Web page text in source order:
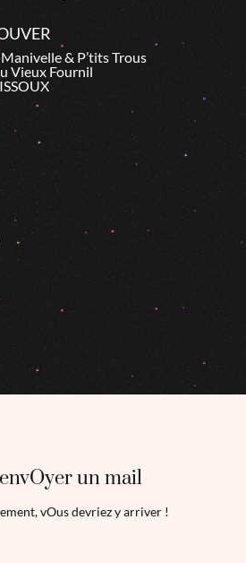
& P’tits Trous
Vieux Fournil
un mail
vOus devriez y arriver !